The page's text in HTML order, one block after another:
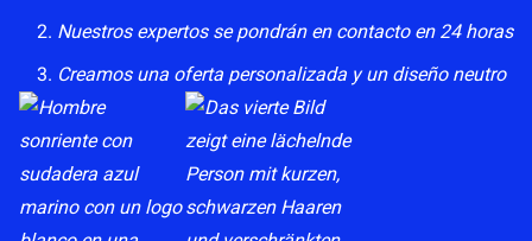
Nuestros expertos se pondrán en contacto en 24 horas
Creamos una oferta personalizada y un diseño neutro